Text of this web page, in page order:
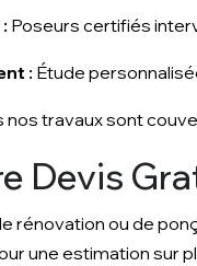
Poseurs certifiés
: Étude
nos travaux sont
Devis
rénovation ou de
une estimation sur